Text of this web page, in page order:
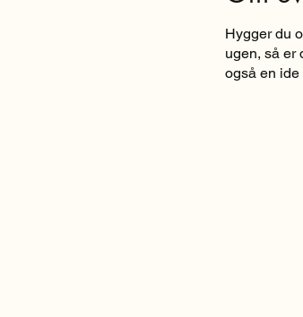
Hygger du
ugen, så er
også en ide